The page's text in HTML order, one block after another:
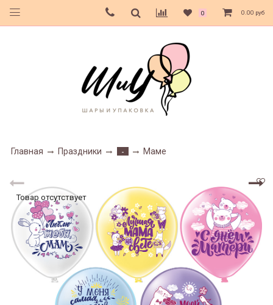
0 0.00 руб
Главная Праздники - Маме
Товар отсутствует